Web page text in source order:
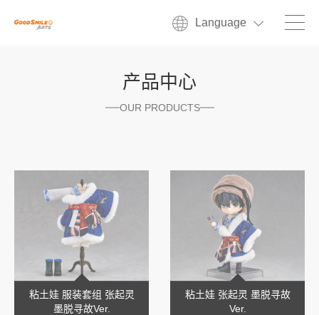
Language
产品中心
OUR PRODUCTS
粘土娃 服装套组 张起灵
墨脱寻故Ver.
粘土娃 张起灵 墨脱寻故
Ver.